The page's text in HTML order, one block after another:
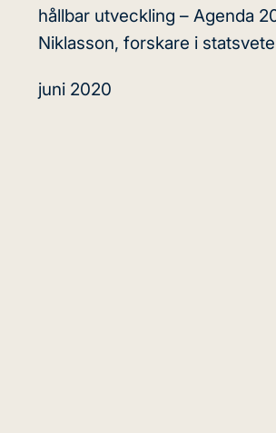
hållbar utveckling – Agenda
Niklasson, forskare i
juni 2020